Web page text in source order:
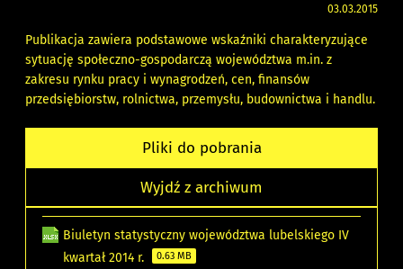
03.03.2015
Publikacja zawiera podstawowe wskaźniki charakteryzujące
sytuację społeczno-gospodarczą województwa m.in. z
zakresu rynku pracy i wynagrodzeń, cen, finansów
przedsiębiorstw, rolnictwa, przemysłu, budownictwa i handlu.
Pliki do pobrania
Wyjdź z archiwum
Biuletyn statystyczny województwa lubelskiego IV
kwartał 2014 r.
0.63 MB